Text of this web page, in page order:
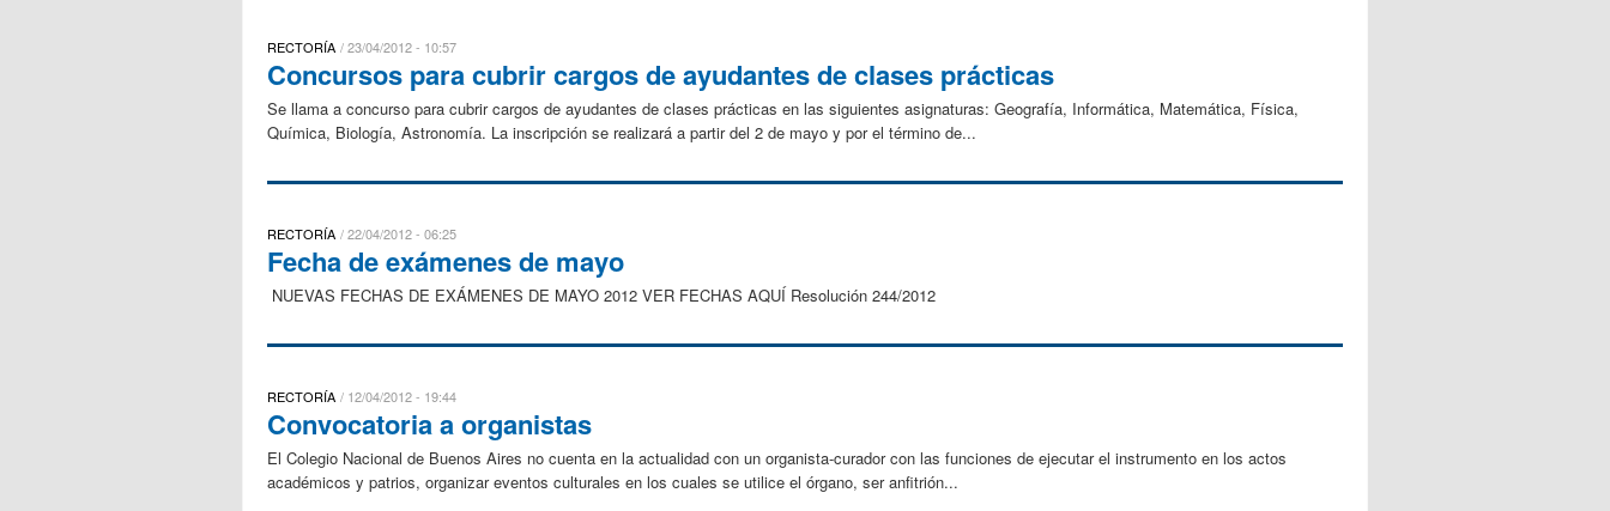
RECTORÍA 23/04/2012 - 10:57
Concursos para cubrir cargos de ayudantes de clases prácticas
Se llama a concurso para cubrir cargos de ayudantes de clases prácticas en las siguientes asignaturas: Geografía, Informática, Matemática, Física,
Química, Biología, Astronomía. La inscripción se realizará a partir del 2 de mayo y por el término de...
RECTORÍA 22/04/2012 - 06:25
Fecha de exámenes de mayo
NUEVAS FECHAS DE EXÁMENES DE MAYO 2012 VER FECHAS AQUÍ Resolución 244/2012
RECTORÍA 12/04/2012 - 19:44
Convocatoria a organistas
El Colegio Nacional de Buenos Aires no cuenta en la actualidad con un organista-curador con las funciones de ejecutar el instrumento en los actos
académicos y patrios, organizar eventos culturales en los cuales se utilice el órgano, ser anfitrión...